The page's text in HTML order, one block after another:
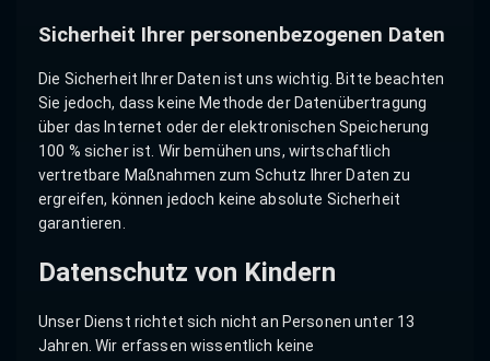
Sicherheit Ihrer personenbezogenen Daten
Die Sicherheit Ihrer Daten ist uns wichtig. Bitte beachten
Sie jedoch, dass keine Methode der Datenübertragung
über das Internet oder der elektronischen Speicherung
100 % sicher ist. Wir bemühen uns, wirtschaftlich
vertretbare Maßnahmen zum Schutz Ihrer Daten zu
ergreifen, können jedoch keine absolute Sicherheit
garantieren.
Datenschutz von Kindern
Unser Dienst richtet sich nicht an Personen unter 13
Jahren. Wir erfassen wissentlich keine